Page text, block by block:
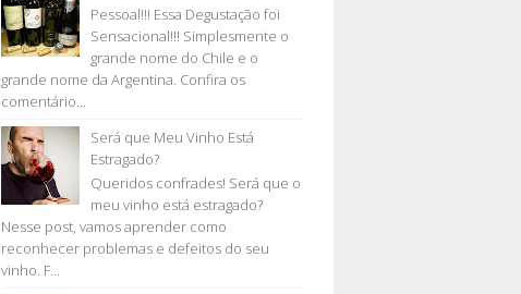
Pessoal!!! Essa Degustação foi
Sensacional!!! Simplesmente o
grande nome do Chile e o
grande nome da Argentina. Confira os
comentário...
Será que Meu Vinho Está
Estragado?
Queridos confrades! Será que o
meu vinho está estragado?
Nesse post, vamos aprender como
reconhecer problemas e defeitos do seu
vinho. F...